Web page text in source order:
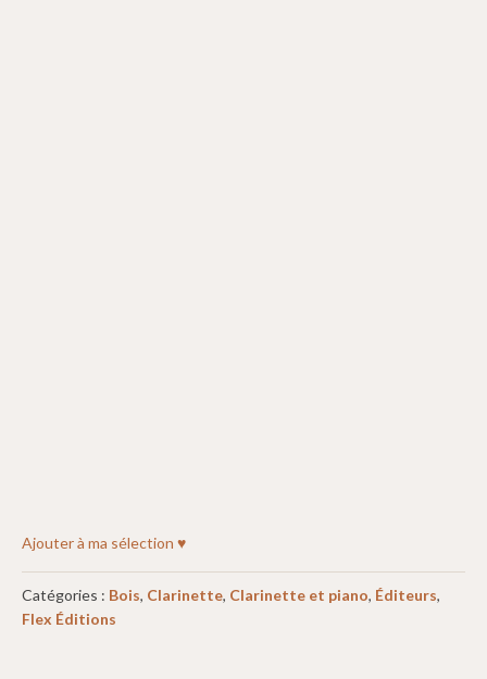
Ajouter à ma sélection ♥
Catégories : Bois, Clarinette, Clarinette et piano, Éditeurs,
Flex Éditions